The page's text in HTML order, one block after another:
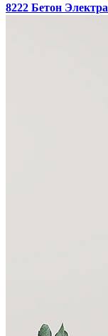
8222 Бетон Электра